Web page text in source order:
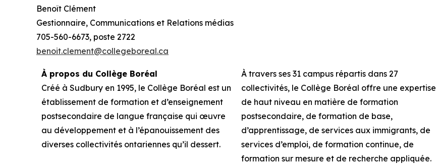
Benoît Clément
Gestionnaire, Communications et Relations médias
705-560-6673, poste 2722
benoit.clement@collegeboreal.ca
À propos du Collège Boréal
Créé à Sudbury en 1995, le Collège Boréal est un
établissement de formation et d’enseignement
postsecondaire de langue française qui œuvre
au développement et à l’épanouissement des
diverses collectivités ontariennes qu’il dessert.
À travers ses 31 campus répartis dans 27
collectivités, le Collège Boréal offre une expertise
de haut niveau en matière de formation
postsecondaire, de formation de base,
d’apprentissage, de services aux immigrants, de
services d’emploi, de formation continue, de
formation sur mesure et de recherche appliquée.